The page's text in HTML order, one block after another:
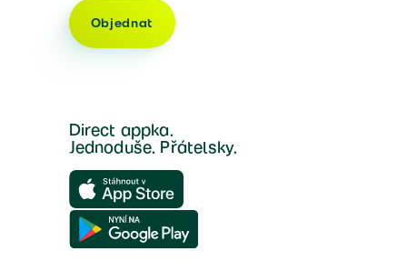
Objednat
Direct appka.
Jednoduše. Přátelsky.